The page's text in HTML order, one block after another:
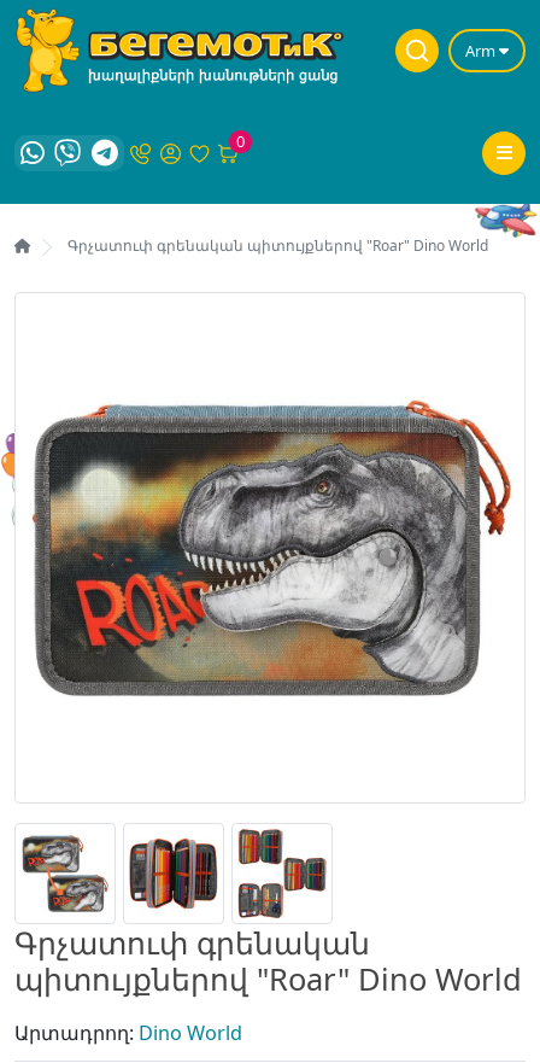
Arm
0
Գրչատուփ գրենական պիտույքներով "Roar" Dino World
Գրչատուփ գրենական
պիտույքներով "Roar" Dino World
Արտադրող: Dino World